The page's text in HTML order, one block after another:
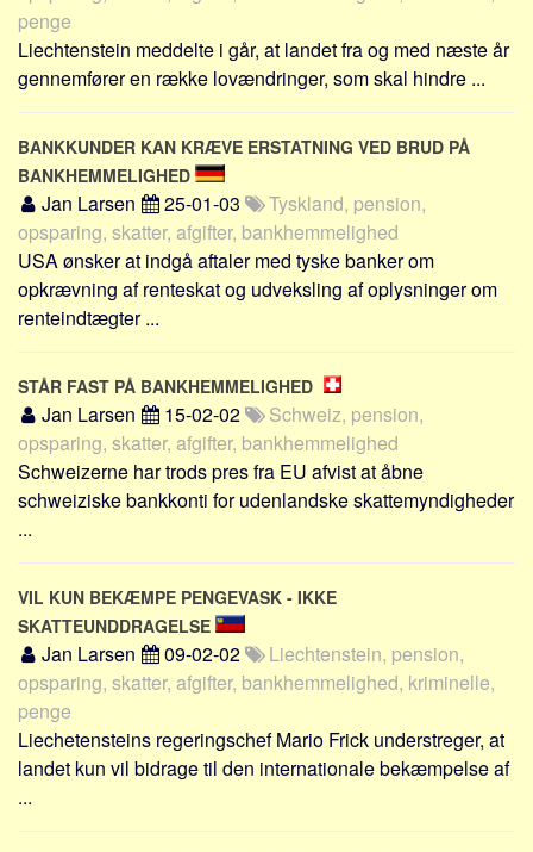
penge
Liechtenstein meddelte i går, at landet fra og med næste år
gennemfører en række lovændringer, som skal hindre ...
BANKKUNDER KAN KRÆVE ERSTATNING VED BRUD PÅ
BANKHEMMELIGHED
Jan Larsen 25-01-03
Tyskland, pension,
opsparing, skatter, afgifter, bankhemmelighed
USA ønsker at indgå aftaler med tyske banker om
opkrævning af renteskat og udveksling af oplysninger om
renteindtægter ...
STÅR FAST PÅ BANKHEMMELIGHED
Jan Larsen 15-02-02
Schweiz, pension,
opsparing, skatter, afgifter, bankhemmelighed
Schweizerne har trods pres fra EU afvist at åbne
schweiziske bankkonti for udenlandske skattemyndigheder
...
VIL KUN BEKÆMPE PENGEVASK - IKKE
SKATTEUNDDRAGELSE
Jan Larsen 09-02-02
Liechtenstein, pension,
opsparing, skatter, afgifter, bankhemmelighed, kriminelle,
penge
Liechetensteins regeringschef Mario Frick understreger, at
landet kun vil bidrage til den internationale bekæmpelse af
...